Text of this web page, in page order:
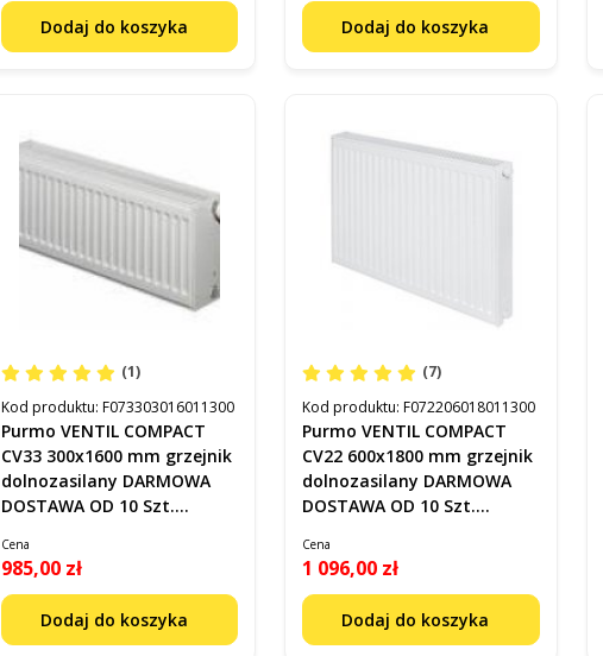
Dodaj do koszyka Dodaj do koszyka
(1)
Kod produktu: F073303016011300
Purmo VENTIL COMPACT
CV33 300x1600 mm grzejnik
dolnozasilany DARMOWA
DOSTAWA OD 10 Szt.
Cena
985,00 zł
Dodaj do koszyka
(7)
Kod produktu:F072206018011300
Purmo VENTIL COMPACT
CV22 600x1800 mm grzejnik
dolnozasilany DARMOWA
DOSTAWA OD 10 Szt.
Cena
1 096,00 zł
Dodaj do koszyka